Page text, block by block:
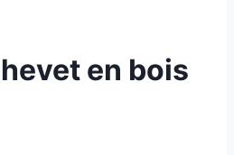
en bois